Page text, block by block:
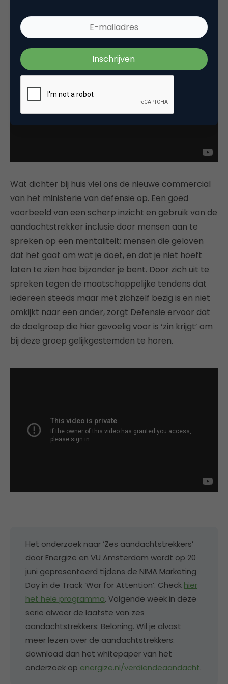
Wat dichter bij huis viel ons de nieuwe commercial
van het ministerie van defensie op. Een goed
voorbeeld van een scherp inzicht en gebruik van de
aandachtstrekker inclusie door mensen aan te
spreken op een mentaliteit: mensen die geloven
dat het gaat om wat je doet, en dat je niet hoeft
laten te zien hoe bijzonder je bent. Door zich uit te
spreken tegen de maatschappelijke tendens dat
iedereen steeds maar met zichzelf bezig is en niet
omkijkt naar een ander, zorgt Defensie ervoor dat
de doelgroep die hier gevoelig voor is ‘zin krijgt’ om
bij deze groep gelijkgestemden te horen.
Het onderzoek naar ‘Zes aandachtstrekkers’
door Energize en VU Amsterdam wordt op 20
juni gepresenteerd tijdens de NIMA Marketing
Day in de Track ‘War for Attention’. Check hier
het hele programma. Volgende week in deze
serie alweer de laatste van zes
aandachtstrekkers: Beloning. Wil je alvast
meer lezen over de aandachtstrekkers:
download dan het whitepaper van het
onderzoek op energize.nl/verdiendeaandacht.